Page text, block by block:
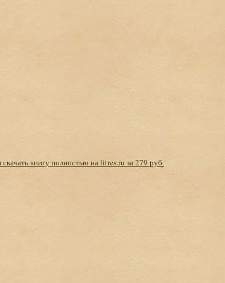
книгу полностью на litres.ru за 279 руб.